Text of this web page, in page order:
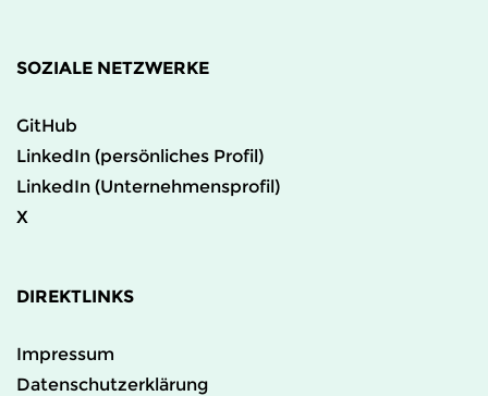
SOZIALE NETZWERKE
GitHub
LinkedIn (persönliches Profil)
LinkedIn (Unternehmensprofil)
X
DIREKTLINKS
Impressum
Datenschutzerklärung